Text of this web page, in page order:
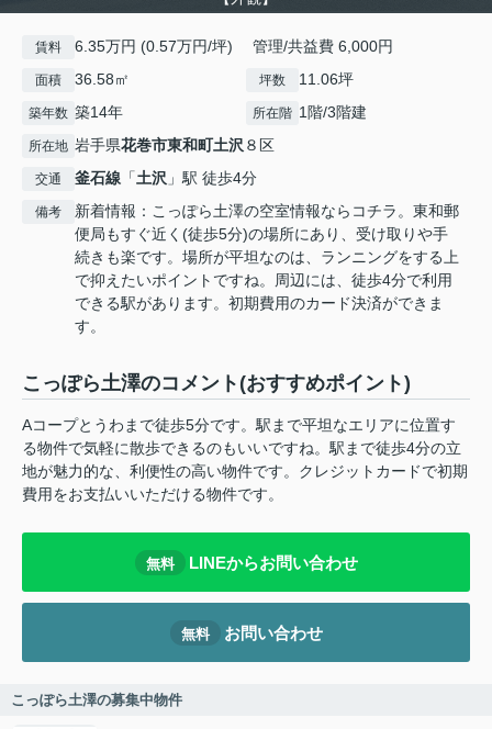
賃料 6.35万円 (0.57万円/坪) 管理/共益費 6,000円
面積 36.58㎡ 坪数 11.06坪
築年数 築14年 所在階 1階/3階建
所在地 岩手県花巻市東和町土沢 ８区
交通 釜石線 「土沢 」駅 徒歩4分
備考
新着情報：こっぽら土澤の空室情報ならコチラ。東和郵
便局もすぐ近く(徒歩5分)の場所にあり、受け取りや手
続きも楽です。場所が平坦なのは、ランニングをする上
で抑えたいポイントですね。周辺には、徒歩4分で利用
できる駅があります。初期費用のカード決済ができま
す。
こっぽら土澤のコメント(おすすめポイント)
Aコープとうわまで徒歩5分です。駅まで平坦なエリアに位置す
る物件で気軽に散歩できるのもいいですね。駅まで徒歩4分の立
地が魅力的な、利便性の高い物件です。クレジットカードで初期
費用をお支払いいただける物件です。
無料 LINEからお問い合わせ
無料 お問い合わせ
こっぽら土澤の募集中物件